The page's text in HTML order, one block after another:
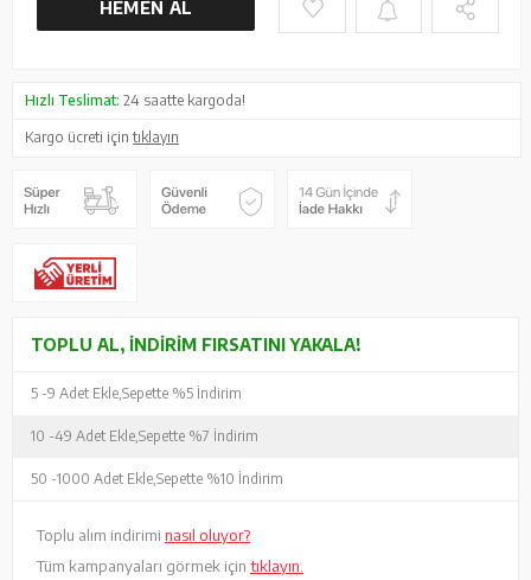
HEMEN AL
Hızlı Teslimat: 24 saatte kargoda!
Kargo ücreti içintıklayın
TOPLU AL, İNDIRIM FIRSATINI YAKALA!
5 -9 Adet Ekle, Sepette %5 İndirim
10 -49 Adet Ekle, Sepette %7 İndirim
50 -1000 Adet Ekle, Sepette %10 İndirim
Toplu alım indirimi nasıl oluyor?
Tüm kampanyaları görmek için tıklayın.